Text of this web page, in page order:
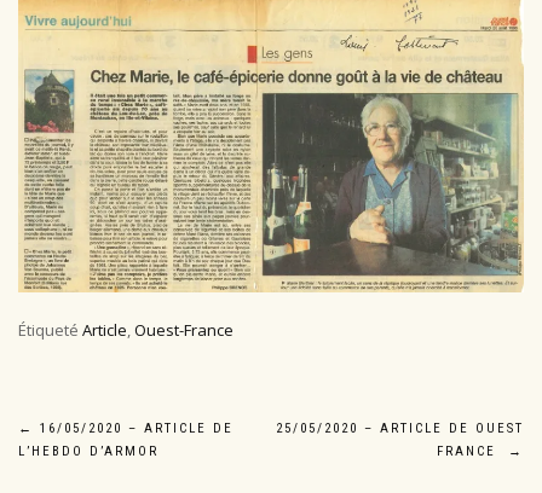
Étiqueté Article,Ouest-France
Navigation
←
16/05/2020 – ARTICLE DE
L’HEBDO D’ARMOR
25/05/2020 – ARTICLE DE OUEST
FRANCE
→